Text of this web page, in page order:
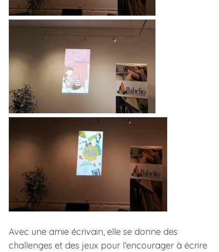
Avec une amie écrivain, elle se donne des
challenges et des jeux pour l’encourager à écrire